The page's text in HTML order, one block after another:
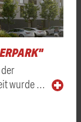
wurde …